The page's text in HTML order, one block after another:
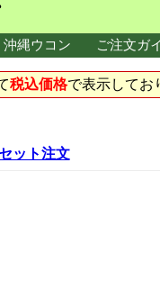
沖縄ウコン ご注文ガ
税込価格で表示してお
ット注文